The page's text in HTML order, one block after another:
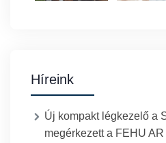
Híreink
Új kompakt légkezelő a
megérkezett a FEHU AR